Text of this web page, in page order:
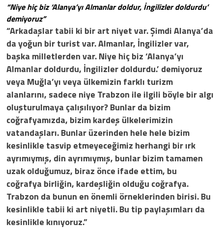
“Niye hiç biz ‘Alanya’yı Almanlar doldur, İngilizler doldurdu’
demiyoruz”
“Arkadaşlar tabii ki bir art niyet var. Şimdi Alanya’da
da yoğun bir turist var. Almanlar, İngilizler var,
başka milletlerden var. Niye hiç biz ‘Alanya’yı
Almanlar doldurdu, İngilizler doldurdu.’ demiyoruz
veya Muğla’yı veya ülkemizin farklı turizm
alanlarını, sadece niye Trabzon ile ilgili böyle bir algı
oluşturulmaya çalışılıyor? Bunlar da bizim
coğrafyamızda, bizim kardeş ülkelerimizin
vatandaşları. Bunlar üzerinden hele hele bizim
kesinlikle tasvip etmeyeceğimiz herhangi bir ırk
ayrımıymış, din ayrımıymış, bunlar bizim tamamen
uzak olduğumuz, biraz önce ifade ettim, bu
coğrafya birliğin, kardeşliğin olduğu coğrafya.
Trabzon da bunun en önemli örneklerinden birisi. Bu
kesinlikle tabii ki art niyetli. Bu tip paylaşımları da
kesinlikle kınıyoruz.”